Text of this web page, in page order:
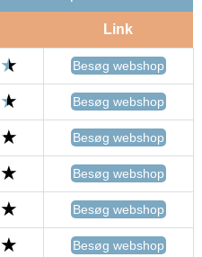
Link
Besøg webshop
Besøg webshop
Besøg webshop
Besøg webshop
Besøg webshop
Besøg webshop